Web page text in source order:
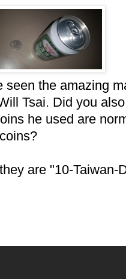
seen the amazing
Tsai. Did you
he used are
are "10-Taiwan-